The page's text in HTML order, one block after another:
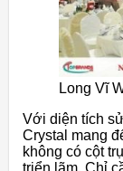
Long Vĩ
Với diện tích
Crystal mang
không có cột
triển lãm. Chỉ